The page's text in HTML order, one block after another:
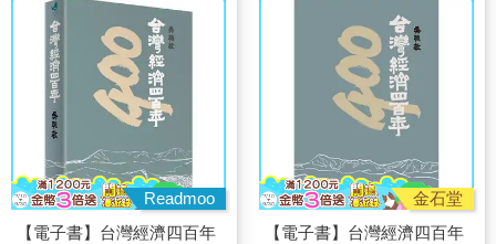
Readmoo
【電子書】台灣經濟四百年
金石堂
【電子書】台灣經濟四百年